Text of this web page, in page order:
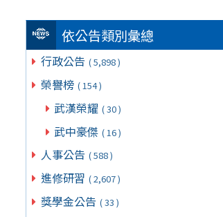
依公告類別彙總
行政公告 ( 5,898 )
榮譽榜 ( 154 )
武漢榮耀 ( 30 )
武中豪傑 ( 16 )
人事公告 ( 588 )
進修研習 ( 2,607 )
獎學金公告 ( 33 )